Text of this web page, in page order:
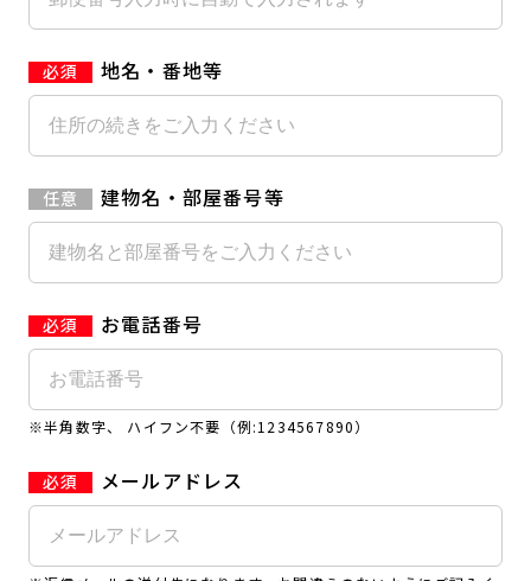
地名・番地等
建物名・部屋番号等
お電話番号
※半角数字、 ハイフン不要（例:1234567890）
メールアドレス